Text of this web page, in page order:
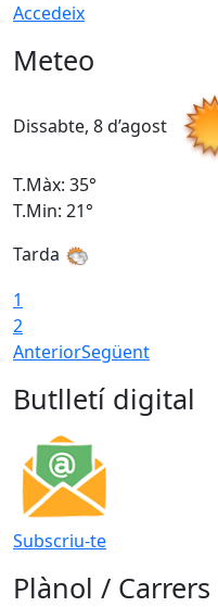
Accedeix
Meteo
Dissabte, 8 d’agost
T.Màx: 35°
T.Min: 21°
Tarda
1
2
AnteriorSegüent
Butlletí digital
Subscriu-te
Plànol / Carrers